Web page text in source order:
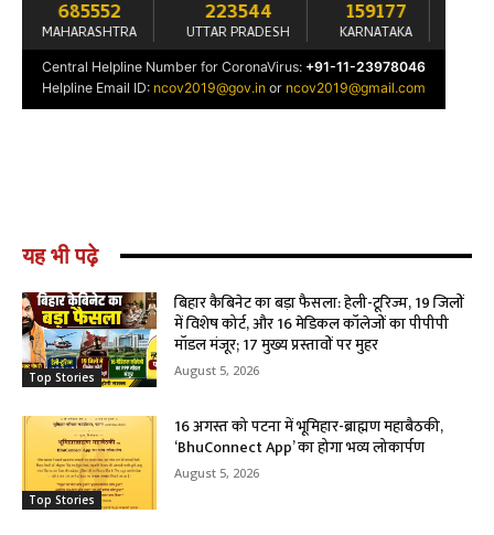
यह भी पढ़े
Top Stories
बिहार कैबिनेट का बड़ा फैसला: हेली-टूरिज्म, 19 जिलों
में विशेष कोर्ट, और 16 मेडिकल कॉलेजों का पीपीपी
मॉडल मंजूर; 17 मुख्य प्रस्तावों पर मुहर
August 5, 2026
Top Stories
16 अगस्त को पटना में भूमिहार-ब्राह्मण महाबैठकी,
‘BhuConnect App’ का होगा भव्य लोकार्पण
August 5, 2026